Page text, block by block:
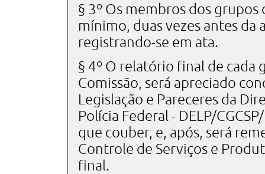
§ 3º Os membros dos
mínimo, duas vezes antes
registrando-se em ata.
§ 4º O relatório final de cada
Comissão, será apreciado
Legislação e Pareceres da
Polícia Federal - DELP/
que couber, e, após, será
Controle de Serviços e
final.